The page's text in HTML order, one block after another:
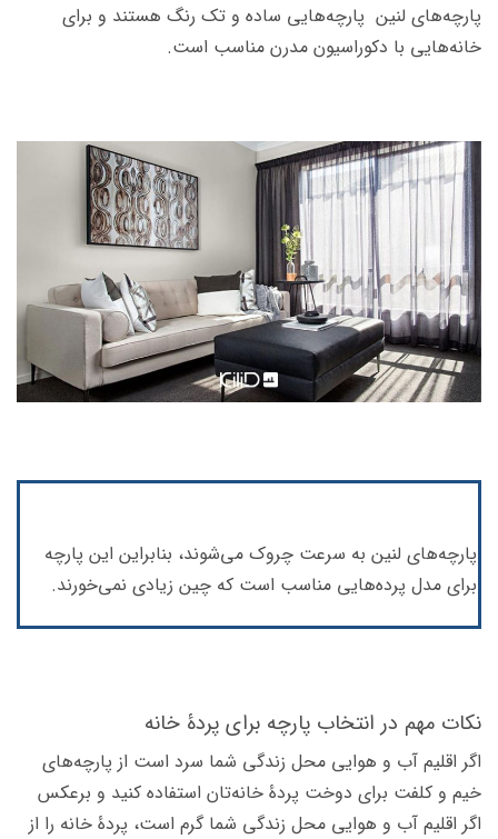
پارچه‌های لنین پارچه‌هایی ساده و تک رنگ هستند و برای
خانه‌‍‌هایی با دکوراسیون مدرن مناسب‌ است.
پارچه‌های لنین به سرعت چروک می‌شوند، بنابراین این پارچه
برای مدل پرده‌هایی مناسب است که چین زیادی نمی‌خورند.
نکات مهم در انتخاب پارچه برای پردۀ خانه
اگر اقلیم آب و هوایی محل زندگی شما سرد است از پارچه‌های
خیم و کلفت برای دوخت پردۀ خانه‌تان استفاده کنید و برعکس
اگر اقلیم آب و هوایی محل زندگی شما گرم است، پردۀ خانه را از